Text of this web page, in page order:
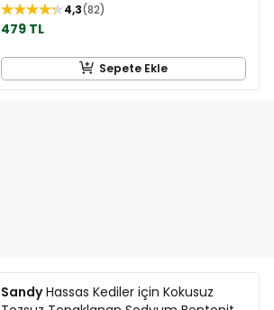
4,3 82
479 TL
Sepete Ekle
SandyHassas Kediler için Kokusuz